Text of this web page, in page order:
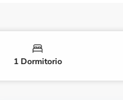
1 Dormitorio